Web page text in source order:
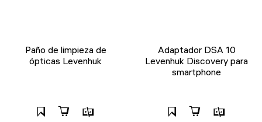
Paño de limpieza de
ópticas Levenhuk
Adaptador DSA 10
Levenhuk Discovery para
smartphone